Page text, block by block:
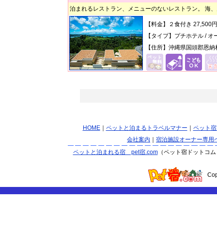
泊まれるレストラン、メニューのないレストラン。 海
【料金】
２食付き 27,500
【タイプ】プチホテル / オ
【住所】沖縄県国頭郡恩
HOME｜ ペットと泊まるトラベルマナー
ペット
会社案内
宿泊施設オーナー専用
ペットと泊まれる宿 pet宿.com（ペット宿ドットコ